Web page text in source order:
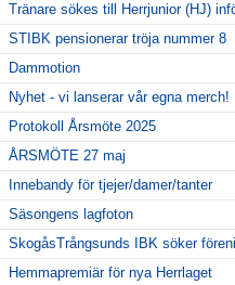
Tränare sökes till Herrjunior (HJ)
STIBK pensionerar tröja nummer 8
Dammotion
Nyhet - vi lanserar vår egna merch!
Protokoll Årsmöte 2025
ÅRSMÖTE 27 maj
Innebandy för tjejer/damer/tanter
Säsongens lagfoton
SkogåsTrångsunds IBK söker
Hemmapremiär för nya Herrlaget